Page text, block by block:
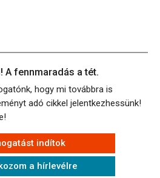
A fennmaradás a tét.
hogy mi továbbra is
adó cikkel jelentkezhessünk!
indítok
a hírlevélre